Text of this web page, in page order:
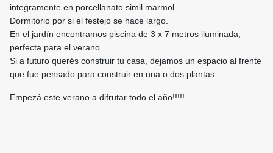
integramente en porcellanato simil marmol.
Dormitorio por si el festejo se hace largo.
En el jardín encontramos piscina de 3 x 7 metros iluminada,
perfecta para el verano.
Si a futuro querés construir tu casa, dejamos un espacio al frente
que fue pensado para construir en una o dos plantas.
Empezá este verano a difrutar todo el año!!!!!